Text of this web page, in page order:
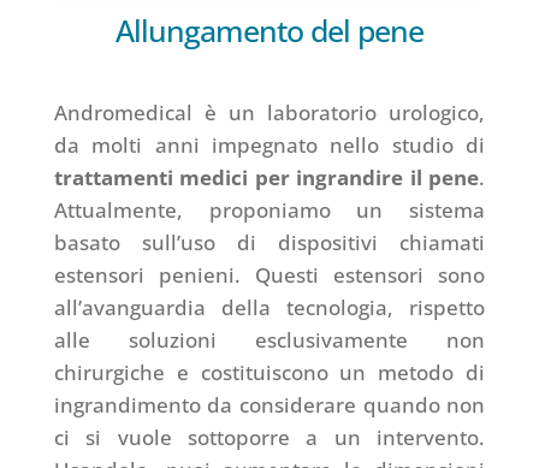
Allungamento del pene
Andromedical è un laboratorio urologico,
da molti anni impegnato nello studio di
trattamenti medici per ingrandire il pene.
Attualmente, proponiamo un sistema
basato sull’uso di dispositivi chiamati
estensori penieni. Questi estensori sono
all’avanguardia della tecnologia, rispetto
alle soluzioni esclusivamente non
chirurgiche e costituiscono un metodo di
ingrandimento da considerare quando non
ci si vuole sottoporre a un intervento.